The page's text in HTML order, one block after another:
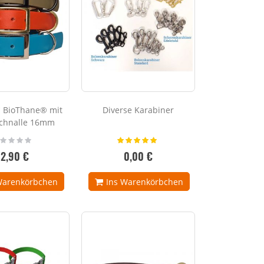
BioThane® mit
16mm
€
Diverse Karabiner
Bewertung:
100%
0,00 €
Ins Warenkörbchen